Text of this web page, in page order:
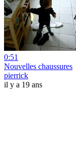
0:51
Nouvelles chaussures
pierrick
il y a 19 ans